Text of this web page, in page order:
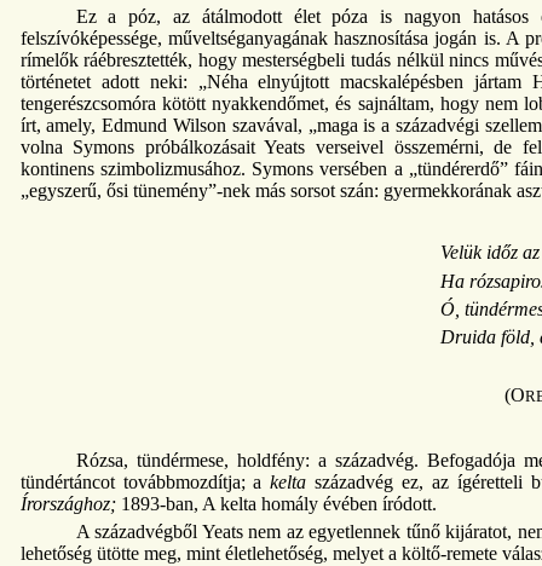
Ez a póz, az átálmodott élet póza is nagyon hatásos
felszívóképessége, műveltséganyagának hasznosítása jogán is.
rímelők ráébresztették, hogy mesterségbeli tudás nélkül nincs
történetet adott neki: „Néha elnyújtott macskalépésben
tengerészcsomóra kötött nyakkendőmet, és sajnáltam, hogy
írt, amely, Edmund Wilson szavával, „maga is a századvégi
volna Symons próbálkozásait Yeats verseivel összemérni, de
kontinens szimbolizmusához. Symons versében a „tündérerdő”
„egyszerű, ősi tünemény”-nek más sorsot szán: gyermekkorának
Velük időz
Ha
Ó,
Druida föld,
(O
Rózsa, tündérmese, holdfény: a századvég.
tündértáncot továbbmozdítja; akelta századvég ez, az ígéretteli
Írországhoz;1893-ban, A kelta homály évében íródott.
A századvégből Yeats nem az egyetlennek tűnő kijáratot,
lehetőség ütötte meg, mint életlehetőség, melyet a költő-remete